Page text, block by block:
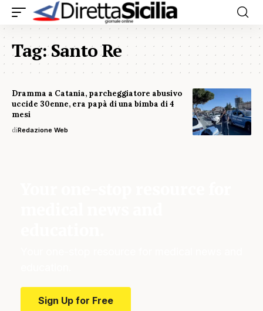
Tag:Santo Re
Dramma a Catania, parcheggiatore abusivo
uccide 30enne, era papà di una bimba di 4
mesi
diRedazione Web
Sign Up for Free